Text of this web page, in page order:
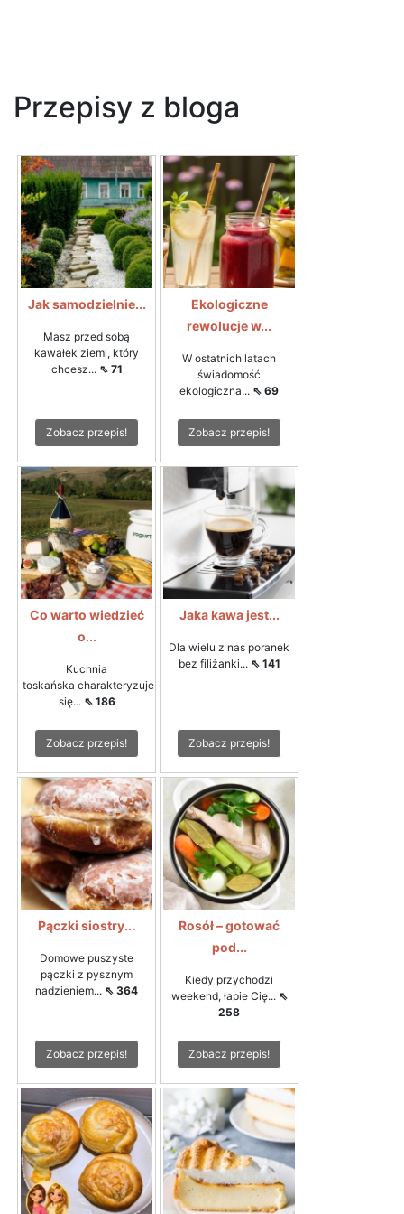
Przepisy z bloga
Jak samodzielnie...
Masz przed sobą
kawałek ziemi, który
chcesz... ⇖ 71
Zobacz przepis!
Ekologiczne
rewolucje w...
W ostatnich latach
świadomość
ekologiczna... ⇖ 69
Zobacz przepis!
Co warto wiedzieć
o...
Kuchnia
toskańska charakteryzuje
się... ⇖ 186
Zobacz przepis!
Jaka kawa jest...
Dla wielu z nas poranek
bez filiżanki... ⇖ 141
Zobacz przepis!
Pączki siostry...
Domowe puszyste
pączki z pysznym
nadzieniem... ⇖ 364
Zobacz przepis!
Rosół – gotować
pod...
Kiedy przychodzi
weekend, łapie Cię... ⇖
258
Zobacz przepis!